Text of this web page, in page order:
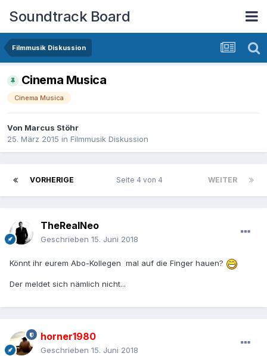
Soundtrack Board
Filmmusik Diskussion
Cinema Musica
Cinema Musica
Von Marcus Stöhr
25. März 2015 in Filmmusik Diskussion
VORHERIGE WEITER
Seite 4 von 4
TheRealNeo
Geschrieben 15. Juni 2018
Könnt ihr eurem Abo-Kollegen mal auf die Finger hauen?
Der meldet sich nämlich nicht...
horner1980
Geschrieben 15. Juni 2018